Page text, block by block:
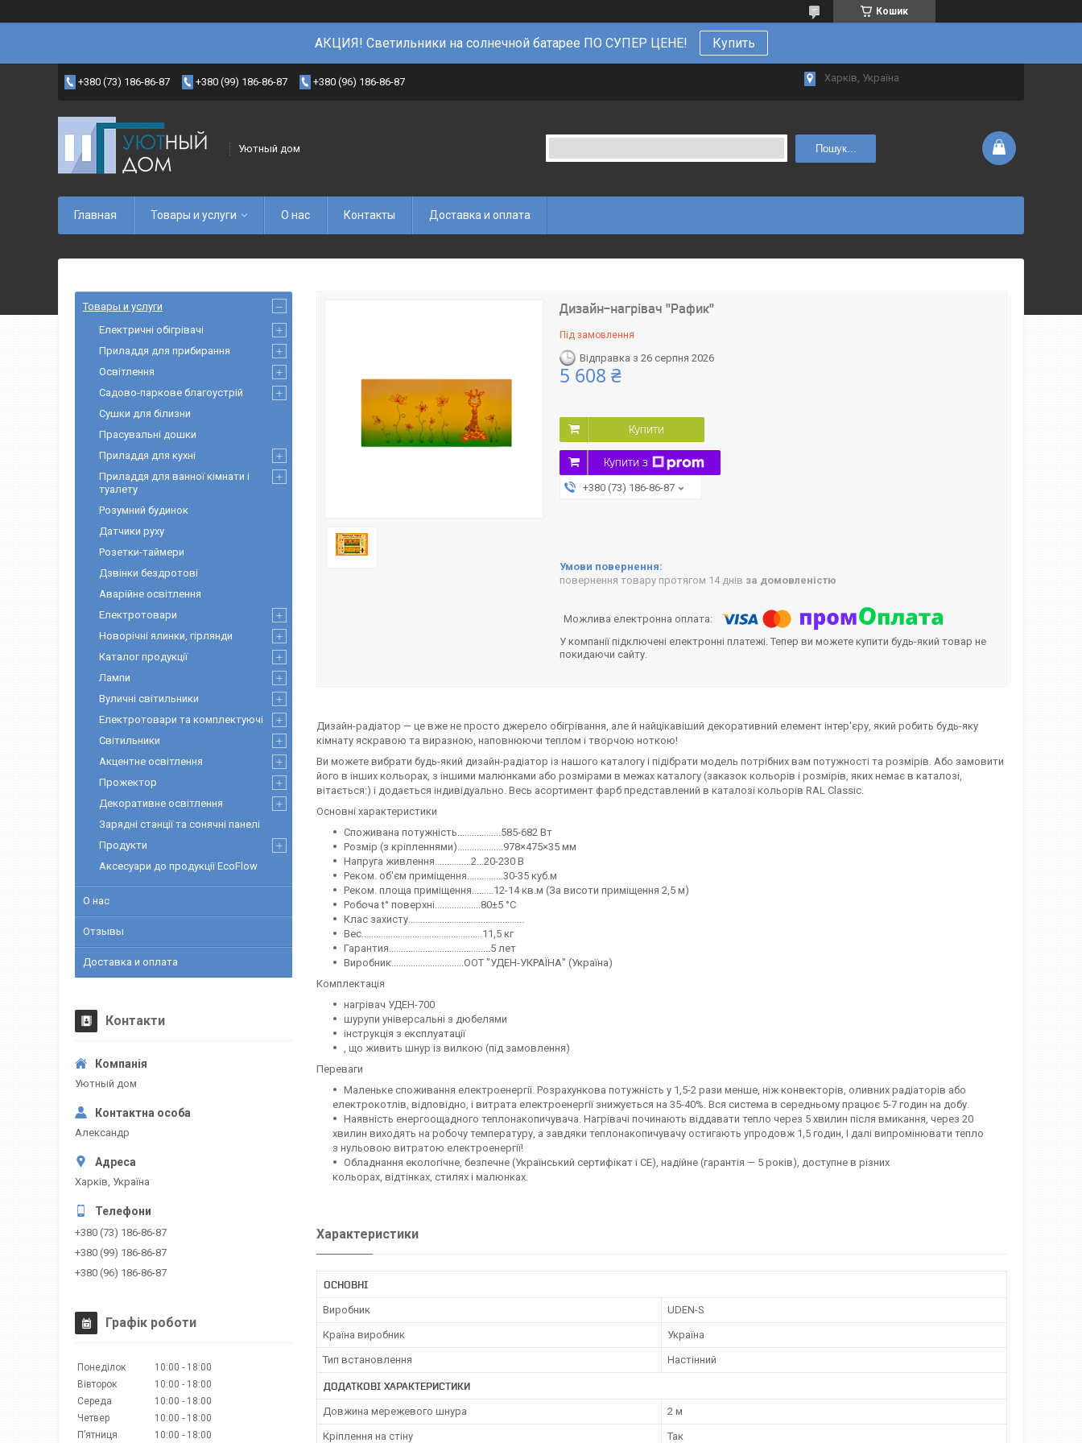
Кошик
АКЦИЯ! Светильники на солнечной батарее ПО СУПЕР ЦЕНЕ! Купить
+380 (73) 186-86-87 +380 (99) 186-86-87 +380 (96) 186-86-87 Харків, Україна
Уютный дом Пошук...
Главная Товары и услуги О нас Контакты Доставка и оплата
Дизайн-нагрівач "Рафик"
Під замовлення
Відправка з 26 серпня 2026
5 608 ₴
Купити
Купити з
+380 (73) 186-86-87
повернення товару протягом 14 днів за домовленістю
У компанії підключені електронні платежі. Тепер ви можете купити будь-який товар не
покидаючи сайту.
Дизайн-радіатор — це вже не просто джерело обігрівання, але й найцікавіший декоративний елемент інтер'єру, який робить будь-яку
кімнату яскравою та виразною, наповнюючи теплом і творчою ноткою!
Ви можете вибрати будь-який дизайн-радіатор із нашого каталогу і підібрати модель потрібних вам потужності та розмірів. Або замовити
його в інших кольорах, з іншими малюнками або розмірами в межах каталогу (заказок кольорів і розмірів, яких немає в каталозі,
вітається:) і додається індивідуально. Весь асортимент фарб представлений в каталозі кольорів RAL Classic.
Основні характеристики
Споживана потужність..................585-682 Вт
Розмір (з кріпленнями)...................978×475×35 мм
Напруга живлення...............2...20-230 В
Реком. об'єм приміщення...............30-35 куб.м
Реком. площа приміщення.........12-14 кв.м (За висоти приміщення 2,5 м)
Робоча t° поверхні...................80±5 °C
Клас захисту................................................
Вес..................................................11,5 кг
Гарантия..........................................5 лет
Виробник..............................ООТ "УДЕН-УКРАЇНА" (Україна)
Комплектація
нагрівач УДЕН-700
шурупи універсальні з дюбелями
інструкція з експлуатації
, що живить шнур із вилкою (під замовлення)
Переваги
Маленьке споживання електроенергії. Розрахункова потужність у 1,5-2 рази менше, ніж конвекторів, оливних радіаторів або
електрокотлів, відповідно, і витрата електроенергії знижується на 35-40%. Вся система в середньому працює 5-7 годин на добу.
Наявність енергоощадного теплонакопичувача. Нагрівачі починають віддавати тепло через 5 хвилин після вмикання, через 20
хвилин виходять на робочу температуру, а завдяки теплонакопичувачу остигають упродовж 1,5 годин, І далі випромінювати тепло
з нульовою витратою електроенергії!
Обладнання екологічне, безпечне (Український сертифікат і СЕ), надійне (гарантія — 5 років), доступне в різних
кольорах, відтінках, стилях і малюнках.
Характеристики
ОСНОВНІ
Виробник UDEN-S
Країна виробник Україна
Тип встановлення Настінний
ДОДАТКОВІ ХАРАКТЕРИСТИКИ
Довжина мережевого шнура 2 м
Кріплення на стіну Так
Товары и услуги
Електричні обігрівачі
Приладдя для прибирання
Освітлення
Садово-паркове благоустрій
Сушки для білизни
Прасувальні дошки
Приладдя для кухні
Приладдя для ванної кімнати і
туалету
Розумний будинок
Датчики руху
Розетки-таймери
Дзвінки бездротові
Аварійне освітлення
Електротовари
Новорічні ялинки, гірлянди
Каталог продукції
Лампи
Вуличні світильники
Електротовари та комплектуючі
Світильники
Акцентне освітлення
Прожектор
Декоративне освітлення
Зарядні станції та сонячні панелі
Продукти
Аксесуари до продукції EcoFlow
О нас
Отзывы
Доставка и оплата
Контакти
Уютный дом
Александр
Харків, Україна
+380 (73) 186-86-87
+380 (99) 186-86-87
+380 (96) 186-86-87
Графік роботи
Понеділок 10:00
18:00
Вівторок
10:00
18:00
Середа
10:00
18:00
Четвер
10:00
18:00
Пʼятниця
10:00 18:00